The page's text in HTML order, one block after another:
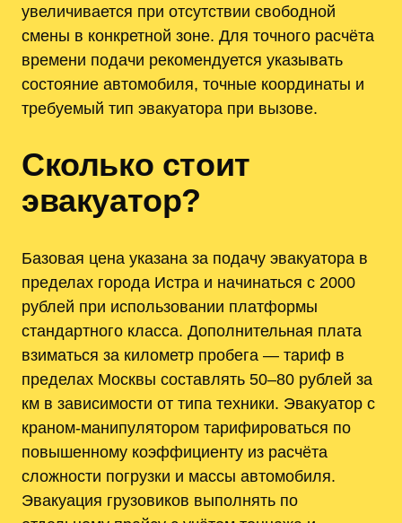
увеличивается при отсутствии свободной
смены в конкретной зоне. Для точного расчёта
времени подачи рекомендуется указывать
состояние автомобиля, точные координаты и
требуемый тип эвакуатора при вызове.
Сколько стоит
эвакуатор?
Базовая цена указана за подачу эвакуатора в
пределах города Истра и начинаться с 2000
рублей при использовании платформы
стандартного класса. Дополнительная плата
взиматься за километр пробега — тариф в
пределах Москвы составлять 50–80 рублей за
км в зависимости от типа техники. Эвакуатор с
краном-манипулятором тарифироваться по
повышенному коэффициенту из расчёта
сложности погрузки и массы автомобиля.
Эвакуация грузовиков выполнять по